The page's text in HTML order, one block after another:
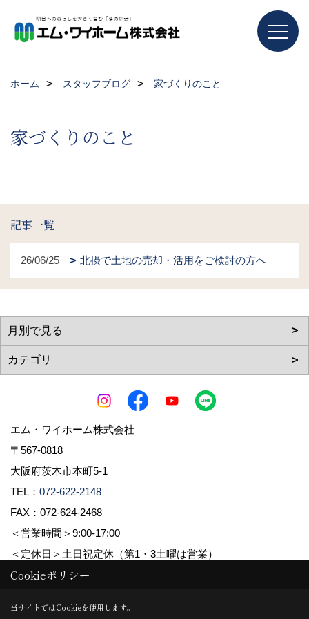
ホーム スタッフブログ 家づくりのこと
家づくりのこと
記事一覧
26/06/25 北摂で土地の売却・活用をご検討の方へ
エム・ワイホーム株式会社
〒567-0818
大阪府茨木市本町5-1
TEL： 072-622-2148
FAX：072-624-2468
＜営業時間＞9:00-17:00
＜定休日＞土日祝定休（第1・3土曜は営業）
Copyright (c) pacube publishing Co.,LTD. All Rights Reserved.
Cookieポリシー
当サイトではCookieを使用します。